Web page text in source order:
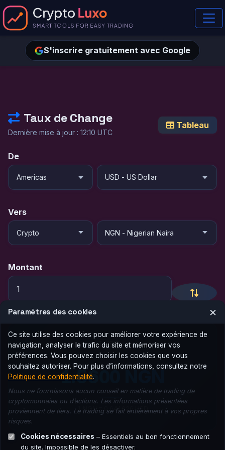
S'inscrire gratuitement avec Google
Taux de Change
Dernière mise à jour : 12:10 UTC
Tableau
De
Vers
Montant
1 USD =
1.5600 NGN
1 NGN = 0.641026 USD
Paramètres des cookies ×
Ce site utilise des cookies pour améliorer votre expérience de
navigation, analyser le trafic du site et mémoriser vos
préférences. Vous pouvez choisir les cookies que vous
souhaitez autoriser. Pour plus d’informations, consultez notre
Politique de confidentialité.
Nous ne fournissons aucun conseil en matière de trading de
cryptomonnaies ou d’actions. Les informations présentées
proviennent de tiers. Le trading se fait entièrement à vos propres
risques.
Cookies nécessaires – Essentiels au bon fonctionnement
du site. Impossible de les désactiver.